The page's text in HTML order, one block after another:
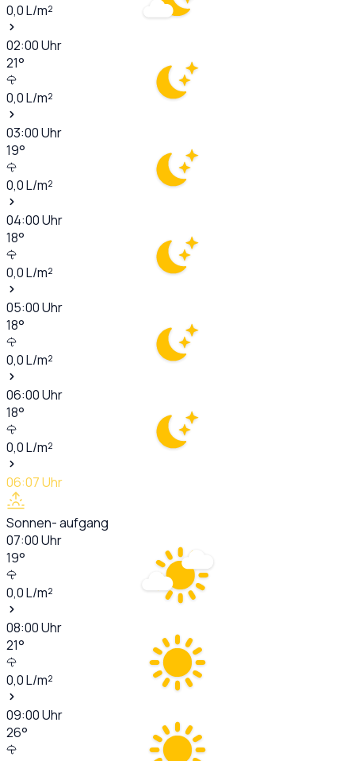
0,0L/m²
02:00Uhr
21°
0,0L/m²
03:00Uhr
19°
0,0L/m²
04:00Uhr
18°
0,0L/m²
05:00Uhr
18°
0,0L/m²
06:00Uhr
18°
0,0L/m²
06:07Uhr
Sonnen- aufgang
07:00Uhr
19°
0,0L/m²
08:00Uhr
21°
0,0L/m²
09:00Uhr
26°